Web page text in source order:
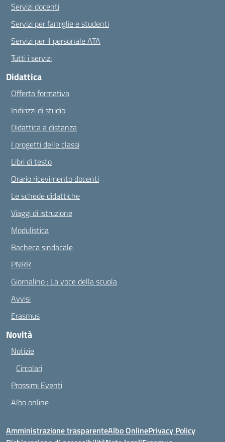
Servizi docenti
Servizi per famiglie e studenti
Servizi per il personale ATA
Tutti i servizi
Didattica
Offerta formativa
Indirizzi di studio
Didattica a distanza
I progetti delle classi
Libri di testo
Orario ricevimento docenti
Le schede didattiche
Viaggi di istruzione
Modulistica
Bacheca sindacale
PNRR
Giornalino : La voce della scuola
Avvisi
Erasmus
Novità
Notizie
Circolari
Prossimi Eventi
Albo online
Amministrazione trasparenteAlbo OnlinePrivacy Policy